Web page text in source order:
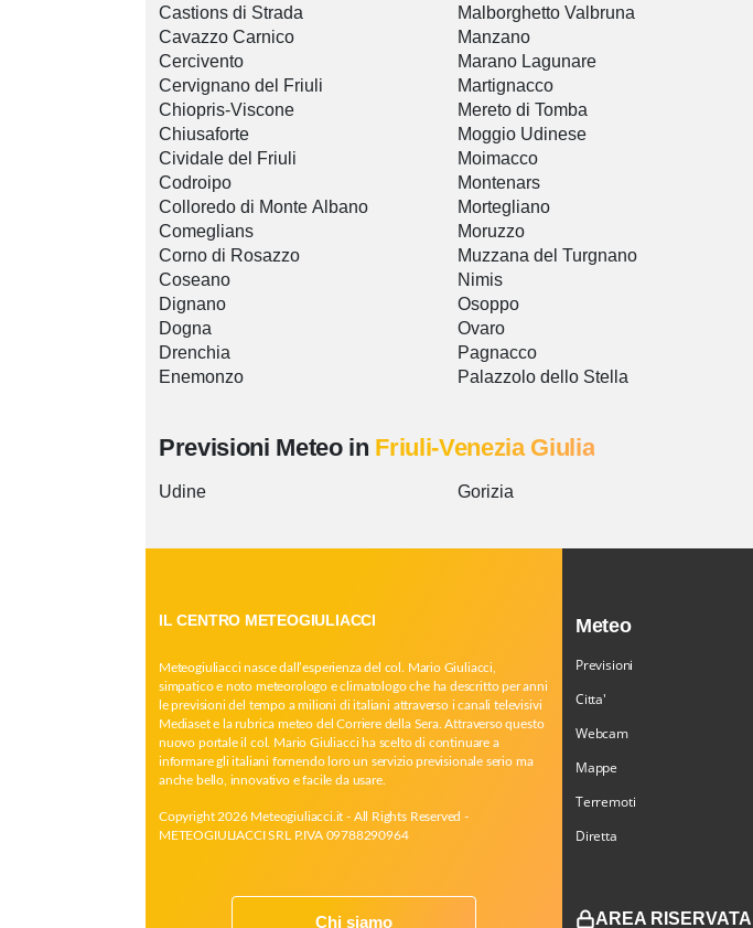
Castions di Strada
Cavazzo Carnico
Cercivento
Cervignano del Friuli
Chiopris-Viscone
Chiusaforte
Cividale del Friuli
Codroipo
Colloredo di Monte Albano
Comeglians
Corno di Rosazzo
Coseano
Dignano
Dogna
Drenchia
Enemonzo
Malborghetto Valbruna
Manzano
Marano Lagunare
Martignacco
Mereto di Tomba
Moggio Udinese
Moimacco
Montenars
Mortegliano
Moruzzo
Muzzana del Turgnano
Nimis
Osoppo
Ovaro
Pagnacco
Palazzolo dello Stella
Previsioni Meteo in Friuli-Venezia Giulia
Udine Gorizia
IL CENTRO METEOGIULIACCI
Meteogiuliacci nasce dall’esperienza del col. Mario Giuliacci,
simpatico e noto meteorologo e climatologo che ha descritto per anni
le previsioni del tempo a milioni di italiani attraverso i canali televisivi
Mediaset e la rubrica meteo del Corriere della Sera. Attraverso questo
nuovo portale il col. Mario Giuliacci ha scelto di continuare a
informare gli italiani fornendo loro un servizio previsionale serio ma
anche bello, innovativo e facile da usare.
Copyright 2026 Meteogiuliacci.it - All Rights Reserved -
METEOGIULIACCI SRL P.IVA 09788290964
Chi siamo
Meteo
Previsioni
Citta'
Webcam
Mappe
Terremoti
Diretta
AREA RISERVATA